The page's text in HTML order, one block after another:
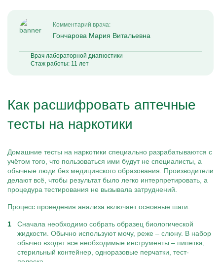
Комментарий врача:
Гончарова Мария Витальевна
Врач лабораторной диагностики
Стаж работы: 11 лет
Как расшифровать аптечные
тесты на наркотики
Домашние тесты на наркотики специально разрабатываются с
учётом того, что пользоваться ими будут не специалисты, а
обычные люди без медицинского образования. Производители
делают всё, чтобы результат было легко интерпретировать, а
процедура тестирования не вызывала затруднений.
Процесс проведения анализа включает основные шаги.
Сначала необходимо собрать образец биологической
жидкости. Обычно используют мочу, реже – слюну. В набор
обычно входят все необходимые инструменты – пипетка,
стерильный контейнер, одноразовые перчатки, тест-